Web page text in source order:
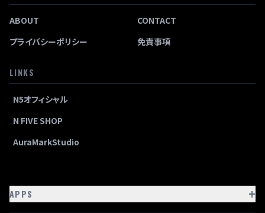
ABOUT
CONTACT
プライバシーポリシー
免責事項
LINKS
N5オフィシャル
N FIVE SHOP
AuraMarkStudio
APPS +